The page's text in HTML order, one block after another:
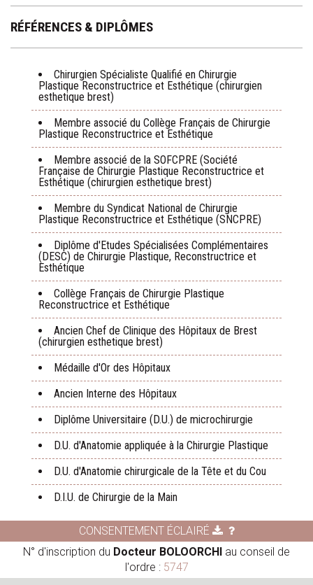
RÉFÉRENCES & DIPLÔMES
Chirurgien Spécialiste Qualifié en Chirurgie
Plastique Reconstructrice et Esthétique (chirurgien
esthetique brest)
Membre associé du Collège Français de Chirurgie
Plastique Reconstructrice et Esthétique
Membre associé de la SOFCPRE (Société
Française de Chirurgie Plastique Reconstructrice et
Esthétique (chirurgien esthetique brest)
Membre du Syndicat National de Chirurgie
Plastique Reconstructrice et Esthétique (SNCPRE)
Diplôme d'Etudes Spécialisées Complémentaires
(DESC) de Chirurgie Plastique, Reconstructrice et
Esthétique
Collège Français de Chirurgie Plastique
Reconstructrice et Esthétique
Ancien Chef de Clinique des Hôpitaux de Brest
(chirurgien esthetique brest)
Médaille d'Or des Hôpitaux
Ancien Interne des Hôpitaux
Diplôme Universitaire (D.U.) de microchirurgie
D.U. d'Anatomie appliquée à la Chirurgie Plastique
D.U. d'Anatomie chirurgicale de la Tête et du Cou
D.I.U. de Chirurgie de la Main
CONSENTEMENT ÉCLAIRÉ
N° d'inscription du Docteur BOLOORCHI au conseil de
l'ordre : 5747